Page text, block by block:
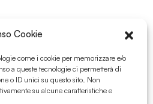
Cookie
come i cookie per memorizzare e/o
a queste tecnologie ci permetterà di
o ID unici su questo sito. Non
su alcune caratteristiche e